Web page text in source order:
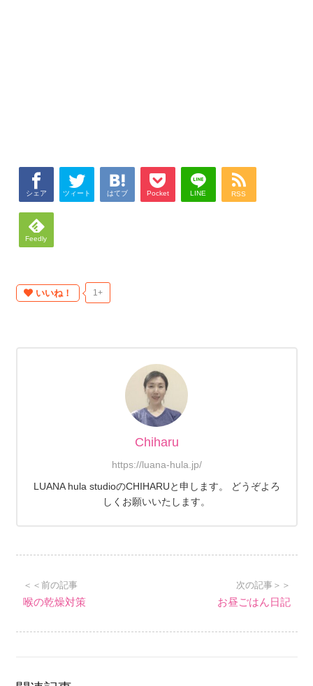
シェア ツィート はてブ Pocket LINE RSS
Feedly
いいね！ 1+
Chiharu
https://luana-hula.jp/
LUANA hula studioのCHIHARUと申します。 どうぞよろ
しくお願いいたします。
＜＜前の記事
喉の乾燥対策
次の記事＞＞
お昼ごはん日記